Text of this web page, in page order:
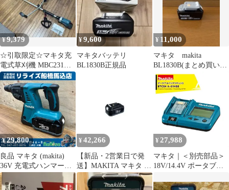
¥9,379
☆引取限定☆マキタ充
電式草刈機 MBC231D
本体のみ BL3626必要
¥9,600
マキタバッテリ
BL1830B正規品
¥ 11,000
マキタ makita
BL1830B(まとめ買い
可)
¥29,800
良品 マキタ (makita)
36V 充電式ハンマード
リル HR262DZ バッテ
リー付き BL3626 【中
¥ 42,266
【新品・2営業日で発
送】MAKITA マキタ バ
ッテリＢＬ３６２６
(A-49965) BL3626
¥ 27,988
マキタ｜＜別売部品＞
18V/14.4V ポータブル
BTC04 A-61488